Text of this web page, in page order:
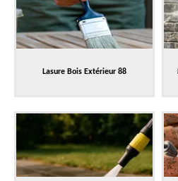
Lasure Bois Extérieur 88